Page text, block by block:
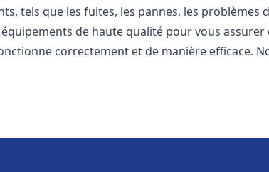
tels que les fuites, les pannes, les problèmes
de haute qualité pour vous
correctement et de manière efficace.